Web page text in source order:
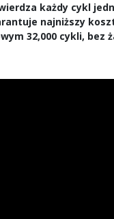
każdy cykl
najniższy
32,000 cykli, bez